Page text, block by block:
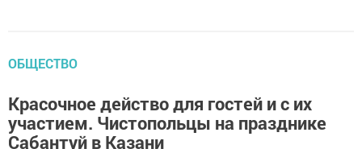
ОБЩЕСТВО
Красочное действо для гостей и с их
участием. Чистопольцы на празднике
Сабантуй в Казани